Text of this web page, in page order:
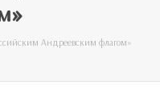
Андреевским флагом»